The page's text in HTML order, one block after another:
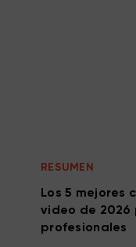
RESUMEN
Los 5 mejores
video de 2026
profesionales